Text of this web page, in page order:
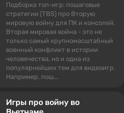
Подборка топ-игр: пошаговые
стратегии (TBS) про Вторую
мировую войну для ПК и консолей.
Вторая мировая война - это не
только самый крупномасштабный
военный конфликт в истории
человечества, но и одна из
популярнейших тем для видеоигр.
Например, пош...
Игры про войну во